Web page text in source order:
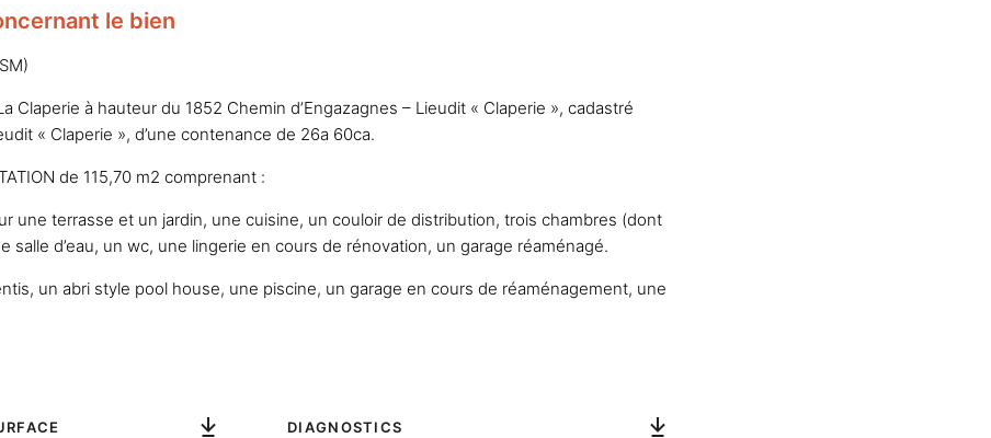
le bien
Claperie à hauteur du 1852 Chemin d’Engazagnes – Lieudit « Claperie », cadastré
« Claperie », d’une contenance de 26a 60ca.
de 115,70 m2 comprenant :
une terrasse et un jardin, une cuisine, un couloir de distribution, trois chambres (dont
salle d’eau, un wc, une lingerie en cours de rénovation, un garage réaménagé.
un abri style pool house, une piscine, un garage en cours de réaménagement, une
DIAGNOSTICS